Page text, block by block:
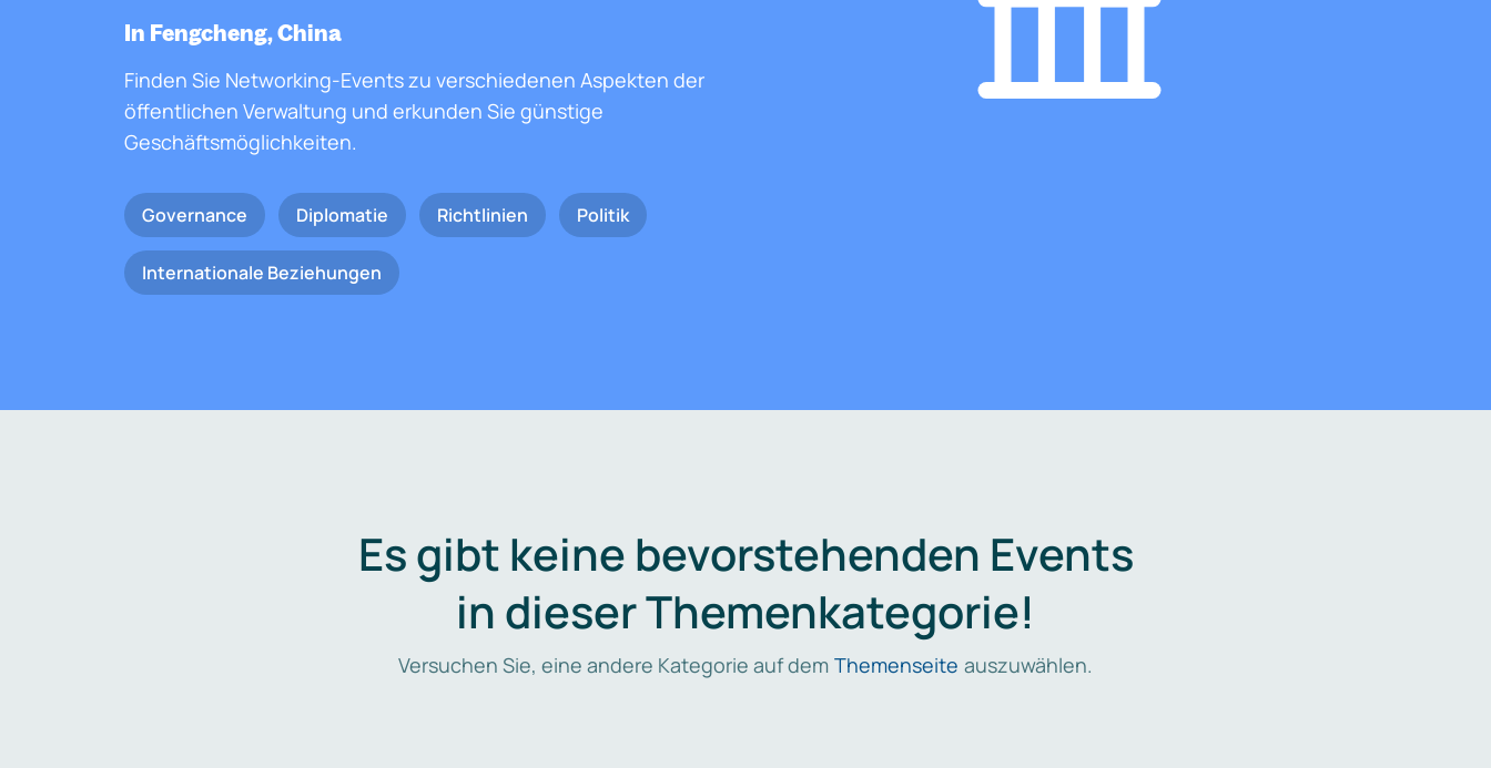
In Fengcheng, China
Finden Sie Networking-Events zu verschiedenen Aspekten der
öffentlichen Verwaltung und erkunden Sie günstige
Geschäftsmöglichkeiten.
Governance Diplomatie Richtlinien Politik
Internationale Beziehungen
Es gibt keine bevorstehenden Events
in dieser Themenkategorie!
Versuchen Sie, eine andere Kategorie auf dem Themenseite auszuwählen.